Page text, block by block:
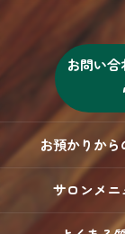
お問い合
お預かりから
サロンメニ